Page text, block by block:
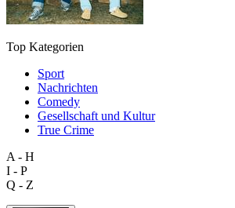
Top Kategorien
Sport
Nachrichten
Comedy
Gesellschaft und Kultur
True Crime
A - H
I - P
Q - Z